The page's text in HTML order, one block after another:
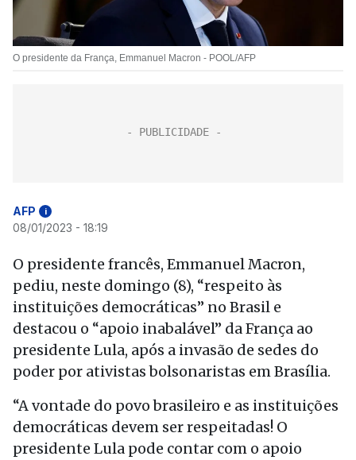
O presidente da França, Emmanuel Macron - POOL/AFP
AFP i
08/01/2023 - 18:19
O presidente francês, Emmanuel Macron,
pediu, neste domingo (8), “respeito às
instituições democráticas” no Brasil e
destacou o “apoio inabalável” da França ao
presidente Lula, após a invasão de sedes do
poder por ativistas bolsonaristas em Brasília.
“A vontade do povo brasileiro e as instituições
democráticas devem ser respeitadas! O
presidente Lula pode contar com o apoio